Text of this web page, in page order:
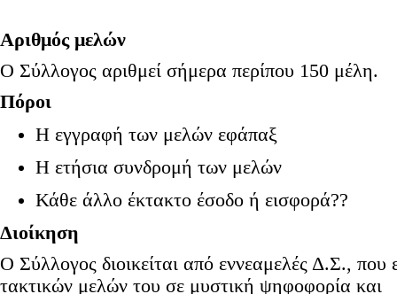
Αριθμός μελών
Ο Σύλλογος αριθμεί σήμερα περίπου 150 μέλη.
Πόροι
Η εγγραφή των μελών εφάπαξ
Η ετήσια συνδρομή των μελών
Κάθε άλλο έκτακτο έσοδο ή εισφορά??
Διοίκηση
Ο Σύλλογος διοικείται από εννεαμελές Δ.Σ., που
τακτικών μελών του σε μυστική ψηφοφορία και